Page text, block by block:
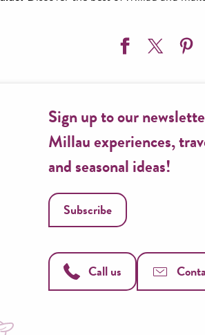
Aveyron
Aveyron
de la cerise
Sign up to our
Millau experiences,
and seasonal ideas!
Subscribe
Call us